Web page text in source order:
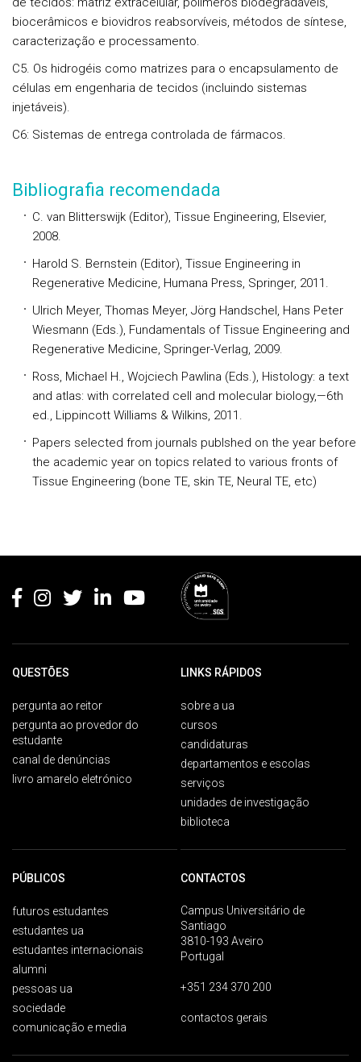
biocerâmicos e biovidros reabsorvíveis, métodos de síntese,
caracterização e processamento.
C5. Os hidrogéis como matrizes para o encapsulamento de
células em engenharia de tecidos (incluindo sistemas
injetáveis).
C6: Sistemas de entrega controlada de fármacos.
Bibliografia recomendada
C. van Blitterswijk (Editor), Tissue Engineering, Elsevier,
2008.
Harold S. Bernstein (Editor), Tissue Engineering in
Regenerative Medicine, Humana Press, Springer, 2011.
Ulrich Meyer, Thomas Meyer, Jörg Handschel, Hans Peter
Wiesmann (Eds.), Fundamentals of Tissue Engineering and
Regenerative Medicine, Springer-Verlag, 2009.
Ross, Michael H., Wojciech Pawlina (Eds.), Histology: a text
and atlas: with correlated cell and molecular biology,—6th
ed., Lippincott Williams & Wilkins, 2011.
Papers selected from journals publshed on the year before
the academic year on topics related to various fronts of
Tissue Engineering (bone TE, skin TE, Neural TE, etc)
QUESTÕES
pergunta ao reitor
pergunta ao provedor do
estudante
canal de denúncias
livro amarelo eletrónico
LINKS RÁPIDOS
sobre a ua
cursos
candidaturas
departamentos e escolas
serviços
unidades de investigação
biblioteca
PÚBLICOS
futuros estudantes
estudantes ua
estudantes internacionais
alumni
pessoas ua
sociedade
comunicação e media
CONTACTOS
Campus Universitário de
Santiago
3810-193 Aveiro
Portugal
+351 234 370 200
contactos gerais